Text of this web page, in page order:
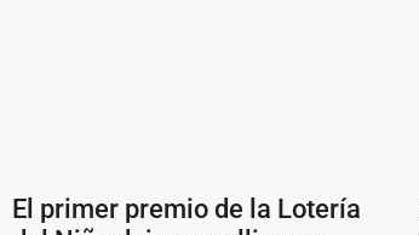
El primer premio de la Lotería